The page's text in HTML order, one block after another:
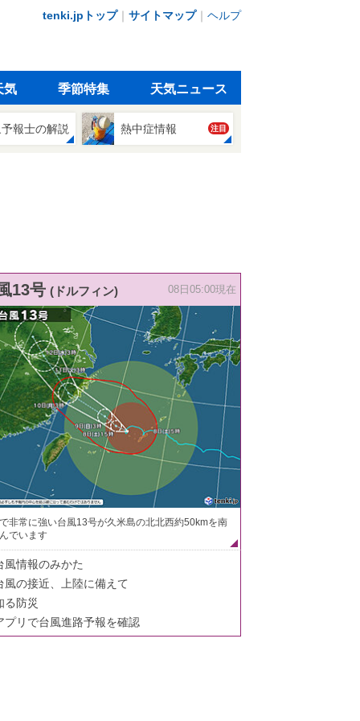
tenki.jpトップ｜ サイトマップ｜ ヘルプ
気 季節特集 天気ニュース
報士の解説 熱中症情報 注目
13号 (ドルフィン) 08日05:00現在
非常に強い台風13号が久米島の北北西約50kmを南
でいます
風情報のみかた
風の接近、上陸に備えて
る防災
プリで台風進路予報を確認